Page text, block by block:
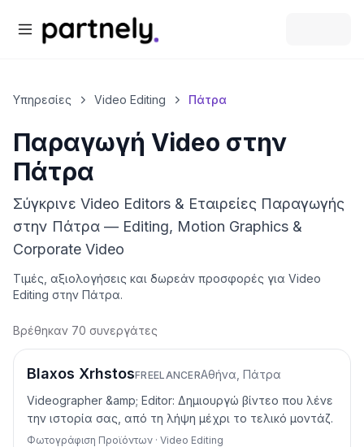
Υπηρεσίες Video Editing Πάτρα
Παραγωγή Video στην
Πάτρα
Σύγκρινε Video Editors & Εταιρείες Παραγωγής
στην Πάτρα — Editing, Motion Graphics &
Corporate Video
Τιμές, αξιολογήσεις και δωρεάν προσφορές για Video
Editing στην Πάτρα.
Βρέθηκαν 70 συνεργάτες
Blaxos XrhstosFREELANCERΑθήνα, Πάτρα
Videographer &amp; Editor: Δημιουργώ βίντεο που λένε
την ιστορία σας, από τη λήψη μέχρι το τελικό μοντάζ.
Φωτογράφιση Προϊόντων · Video Editing